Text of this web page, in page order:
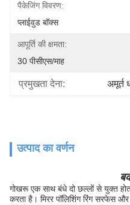
पैकेजिंग विवरण:
प्लाईवुड बॉक्स
आपूर्ति की क्षमता:
30 पीसीएस/माह
प्रमुखता देना: अमूर्त
उत्पाद का वर्णन
गोखरू एक साथ बंधे दो छल्लों से युक्त
करता है। मिरर पॉलिशिंग रिंग सरफेस